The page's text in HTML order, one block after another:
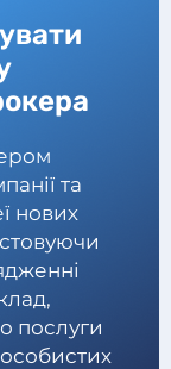
та
нових
послуги